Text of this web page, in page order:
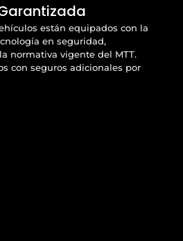
están equipados con la
en seguridad,
normativa vigente del MTT.
con seguros adicionales por